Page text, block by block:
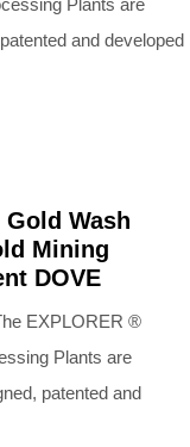
and developed
Wash
Mining
DOVE
EXPLORER ®
Plants are
patented and